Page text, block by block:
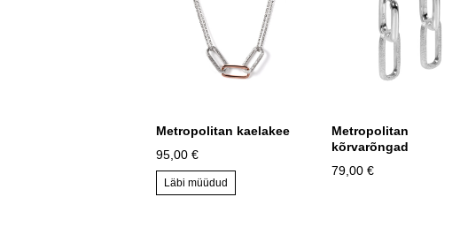
Metropolitan kaelakee
95,00 €
Läbi müüdud
Metropolitan
kõrvarõngad
79,00 €